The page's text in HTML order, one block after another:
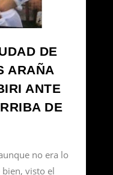
DE
ARAÑA
ANTE
DE
no era lo
visto el